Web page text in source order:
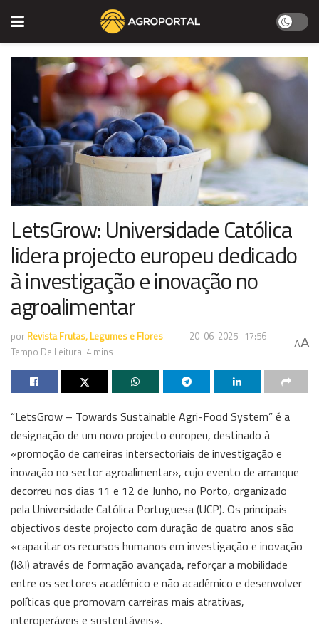
LetsGrow: Universidade Católica
lidera projecto europeu dedicado
à investigação e inovação no
agroalimentar
por Revista Frutas, Legumes e Flores
20-06-2025 | 17:56
Tempo De Leitura: 4 mins
AA
“LetsGrow – Towards Sustainable Agri-Food System” é a
designação de um novo projecto europeu, destinado à
«promoção de carreiras intersectoriais de investigação e
inovação no sector agroalimentar», cujo evento de arranque
decorreu nos dias 11 e 12 de Junho, no Porto, organizado
pela Universidade Católica Portuguesa (UCP). Os principais
objectivos deste projecto com duração de quatro anos são
«capacitar os recursos humanos em investigação e inovação
(I&I) através de formação avançada, reforçar a mobilidade
entre os sectores académico e não académico e desenvolver
políticas que promovam carreiras mais atrativas,
interoperáveis e sustentáveis».